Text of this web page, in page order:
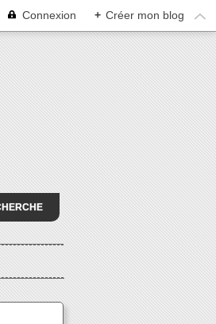
Connexion + Créer mon blog